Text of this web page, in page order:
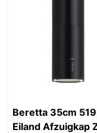
Beretta 35cm
Eiland Afzuigkap